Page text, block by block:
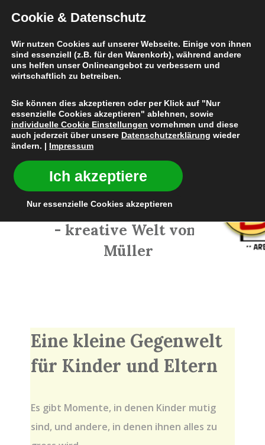
Atelier Barbantos
- liebevolle Begleiter für
hochsensible Kinder
kreative Welt von Antonia
Müller
Eine kleine Gegenwelt
für Kinder und Eltern
Es gibt Momente, in denen Kinder mutig
sind, und andere, in denen ihnen alles zu
Cookie & Datenschutz
Wir nutzen Cookies auf unserer Webseite. Einige von ihnen
sind essenziell (z.B. für den Warenkorb), während andere
uns helfen unser Onlineangebot zu verbessern und
wirtschaftlich zu betreiben.
Sie können dies akzeptieren oder per Klick auf "Nur
essenzielle Cookies akzeptieren" ablehnen, sowie
individuelle Cookie Einstellungen vornehmen und diese
auch jederzeit über unsere Datenschutzerklärung wieder
ändern. | Impressum
Ich akzeptiere
Nur essenzielle Cookies akzeptieren